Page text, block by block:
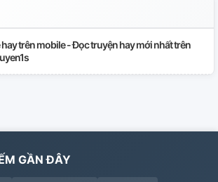
trên mobile - Đọc truyện hay mới nhất trên
GẦN ĐÂY